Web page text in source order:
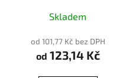
Skladem
od 101,77 Kč bez DPH
od 123,14 Kč